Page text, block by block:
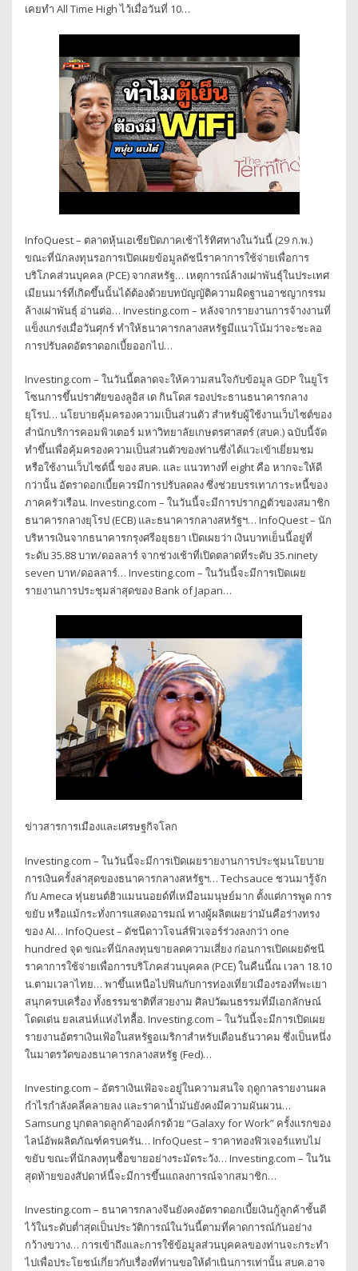
เคยทำ All Time High ไว้เมื่อวันที่ 10…
InfoQuest – ตลาดหุ้นเอเชียปิดภาคเช้าไร้ทิศทางในวันนี้ (29 ก.พ.)
ขณะที่นักลงทุนรอการเปิดเผยข้อมูลดัชนีราคาการใช้จ่ายเพื่อการ
บริโภคส่วนบุคคล (PCE) จากสหรัฐ… เหตุการณ์ล้างเผ่าพันธุ์ในประเทศ
เมียนมาร์ที่เกิดขึ้นนั้นได้ต้องด้วยบทบัญญัติความผิดฐานอาชญากรรม
ล้างเผ่าพันธุ์ อ่านต่อ… Investing.com – หลังจากรายงานการจ้างงานที่
แข็งแกร่งเมื่อวันศุกร์ ทำให้ธนาคารกลางสหรัฐมีแนวโน้มว่าจะชะลอ
การปรับลดอัตราดอกเบี้ยออกไป…
Investing.com – ในวันนี้ตลาดจะให้ความสนใจกับข้อมูล GDP ในยูโร
โซนการขึ้นปราศัยของลูอิส เด กินโดส รองประธานธนาคารกลาง
ยุโรป… นโยบายคุ้มครองความเป็นส่วนตัว สำหรับผู้ใช้งานเว็บไซต์ของ
สำนักบริการคอมพิวเตอร์ มหาวิทยาลัยเกษตรศาสตร์ (สบค.) ฉบับนี้จัด
ทำขึ้นเพื่อคุ้มครองความเป็นส่วนตัวของท่านซึ่งได้แวะเข้าเยี่ยมชม
หรือใช้งานเว็บไซต์นี้ ของ สบค. และ แนวทางที่ eight คือ หากจะให้ดี
กว่านั้น อัตราดอกเบี้ยควรมีการปรับลดลง ซึ่งช่วยบรรเทาภาระหนี้ของ
ภาคครัวเรือน. Investing.com – ในวันนี้จะมีการปรากฏตัวของสมาชิก
ธนาคารกลางยุโรป (ECB) และธนาคารกลางสหรัฐฯ… InfoQuest – นัก
บริหารเงินจากธนาคารกรุงศรีอยุธยา เปิดเผยว่า เงินบาทเย็นนี้อยู่ที่
ระดับ 35.88 บาท/ดอลลาร์ จากช่วงเช้าที่เปิดตลาดที่ระดับ 35.ninety
seven บาท/ดอลลาร์… Investing.com – ในวันนี้จะมีการเปิดเผย
รายงานการประชุมล่าสุดของ Bank of Japan…
ข่าวสารการเมืองและเศรษฐกิจโลก
Investing.com – ในวันนี้จะมีการเปิดเผยรายงานการประชุมนโยบาย
การเงินครั้งล่าสุดของธนาคารกลางสหรัฐฯ… Techsauce ชวนมารู้จัก
กับ Ameca หุ่นยนต์ฮิวแมนนอยด์ที่เหมือนมนุษย์มาก ตั้งแต่การพูด การ
ขยับ หรือแม้กระทั่งการแสดงอารมณ์ ทางผู้ผลิตเผยว่ามันคือร่างทรง
ของ AI… InfoQuest – ดัชนีดาวโจนส์ฟิวเจอร์ร่วงลงกว่า one
hundred จุด ขณะที่นักลงทุนขายลดความเสี่ยง ก่อนการเปิดเผยดัชนี
ราคาการใช้จ่ายเพื่อการบริโภคส่วนบุคคล (PCE) ในคืนนี้ณ เวลา 18.10
น.ตามเวลาไทย… พาขึ้นเหนือไปฟินกับการท่องเที่ยวเมืองรองที่พะเยา
สนุกครบเครื่อง ทั้งธรรมชาติที่สวยงาม ศิลปวัฒนธรรมที่มีเอกลักษณ์
โดดเด่น ยลเสน่ห์แห่งไทลื้อ. Investing.com – ในวันนี้จะมีการเปิดเผย
รายงานอัตราเงินเฟ้อในสหรัฐอเมริกาสำหรับเดือนธันวาคม ซึ่งเป็นหนึ่ง
ในมาตรวัดของธนาคารกลางสหรัฐ (Fed)…
Investing.com – อัตราเงินเฟ้อจะอยู่ในความสนใจ ฤดูกาลรายงานผล
กำไรกำลังคลี่คลายลง และราคาน้ำมันยังคงมีความผันผวน…
Samsung บุกตลาดลูกค้าองค์กรด้วย “Galaxy for Work” ครั้งแรกของ
ไลน์อัพผลิตภัณฑ์ครบครัน… InfoQuest – ราคาทองฟิวเจอร์แทบไม่
ขยับ ขณะที่นักลงทุนซื้อขายอย่างระมัดระวัง… Investing.com – ในวัน
สุดท้ายของสัปดาห์นี้จะมีการขึ้นแถลงการณ์จากสมาชิก…
Investing.com – ธนาคารกลางจีนยังคงอัตราดอกเบี้ยเงินกู้ลูกค้าชั้นดี
ไว้ในระดับต่ำสุดเป็นประวัติการณ์ในวันนี้ตามที่คาดการณ์กันอย่าง
กว้างขวาง… การเข้าถึงและการใช้ข้อมูลส่วนบุคคลของท่านจะกระทำ
ไปเพื่อประโยชน์เกี่ยวกับเรื่องที่ท่านขอให้ดำเนินการเท่านั้น สบค.อาจ